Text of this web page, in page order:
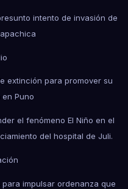
intento de invasión de
extinción para promover su
Puno
el fenómeno El Niño en el
del hospital de Juli.
impulsar ordenanza que